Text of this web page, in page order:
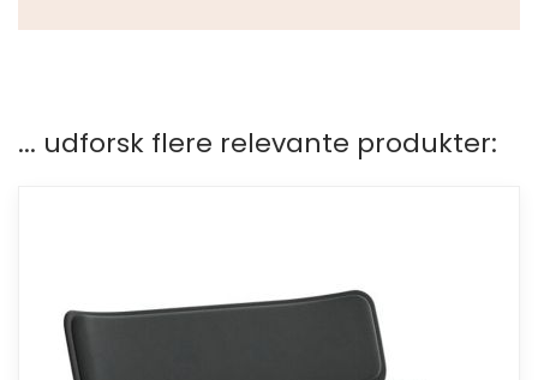
... udforsk flere relevante produkter: